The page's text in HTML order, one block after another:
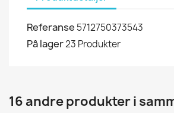
Referanse 5712750373543
På lager23 Produkter
16 andre produkter i